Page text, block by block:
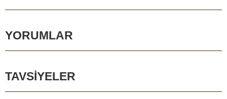
YORUMLAR
TAVSIYELER